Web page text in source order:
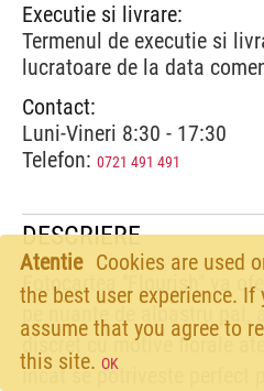
Atentie Cookies are used
the best user experience. If
assume that you agree to
this site. OK
Executie si livrare:
Termenul de executie si
lucratoare de la data
Contact:
Luni-Vineri 8:30 - 17:30
Telefon: 0721 491 491
DESCRIERE
Fotocartea ''Flourish" va
pe nuante de albastru pal,
discret cu motive florale
incat se potriveste perfect